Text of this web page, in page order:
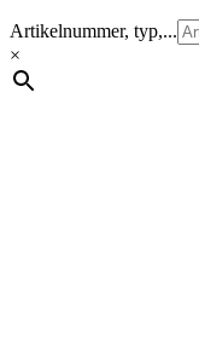
Artikelnummer, typ,...
×